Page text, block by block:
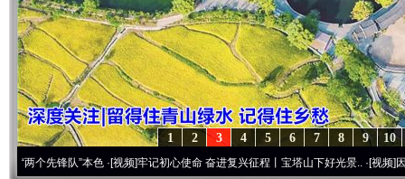
10
9
8
7
6
5
4
3
2
1
个先锋队”本色·[视频] 牢记初心使命 奋进复兴征程丨宝塔山下好光景..·[视频] 因党而